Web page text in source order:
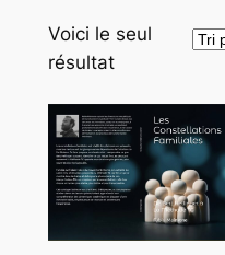
Voici le seul
résultat